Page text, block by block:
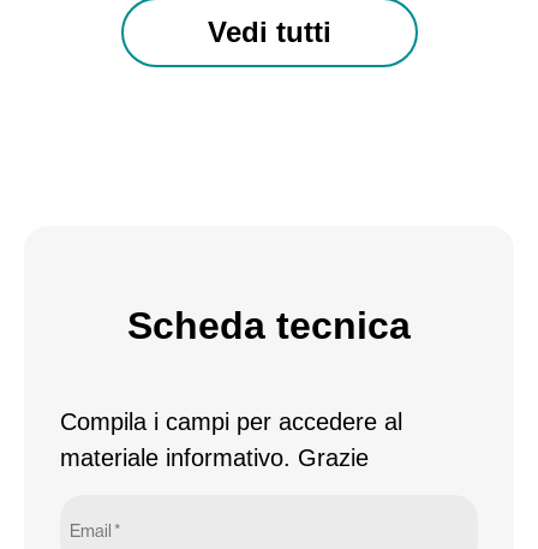
Vedi tutti
Scheda tecnica
Compila i campi per accedere al
materiale informativo. Grazie